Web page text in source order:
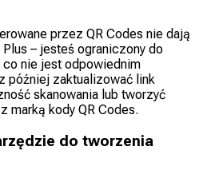
przez QR Codes nie dają
– jesteś ograniczony do
co nie jest odpowiednim
później zaktualizować link
skanowania lub tworzyć
marką kody QR Codes.
do tworzenia